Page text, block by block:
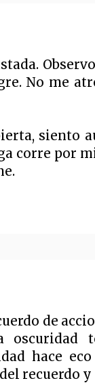
No me
siento
corre por
de
oscuridad
hace
recuerdo y